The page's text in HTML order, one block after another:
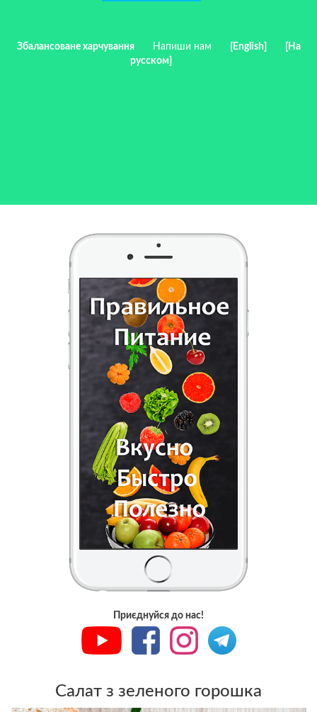
Збалансоване харчування Напиши нам [English]
[На
русском]
Приєднуйся до нас!
Салат з зеленого горошка